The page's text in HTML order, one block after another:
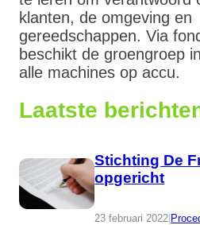
Laatste
Stichting De
opgericht
23 februari 2022|
klanten, de omgeving en
gereedschappen. Via
beschikt de groengroep
alle machines op accu.